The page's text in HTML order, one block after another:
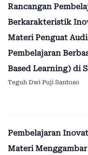
Rancangan
Berkarakteristik
Materi Penguat
Pembelajaran
Based Learning) di
Teguh Dwi Puji Santoso
Pembelajaran
Materi